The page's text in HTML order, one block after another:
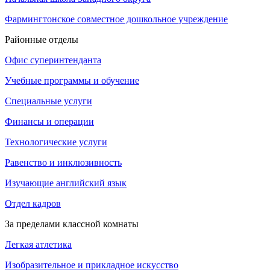
Фармингтонское совместное дошкольное учреждение
Районные отделы
Офис суперинтенданта
Учебные программы и обучение
Специальные услуги
Финансы и операции
Технологические услуги
Равенство и инклюзивность
Изучающие английский язык
Отдел кадров
За пределами классной комнаты
Легкая атлетика
Изобразительное и прикладное искусство